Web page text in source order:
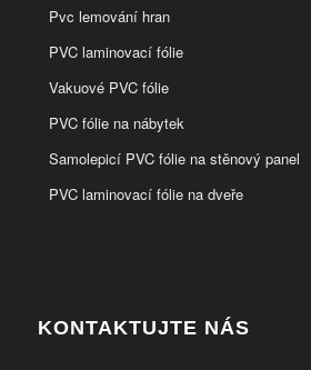
Pvc lemování hran
PVC laminovací fólie
Vakuové PVC fólie
PVC fólie na nábytek
Samolepicí PVC fólie na stěnový panel
PVC laminovací fólie na dveře
KONTAKTUJTE NÁS